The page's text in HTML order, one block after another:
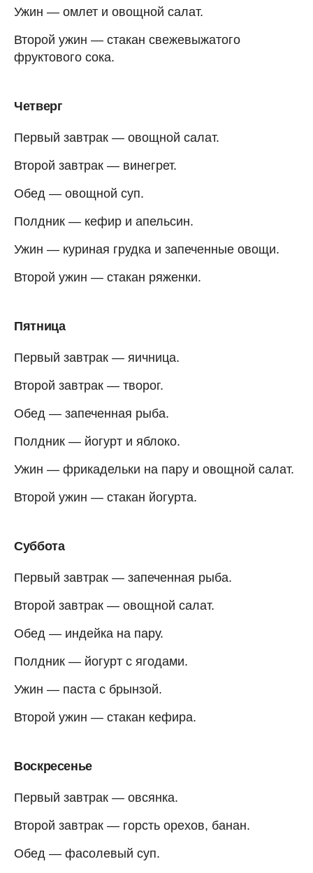
Ужин — омлет и овощной салат.
Второй ужин — стакан свежевыжатого
фруктового сока.
Четверг
Первый завтрак — овощной салат.
Второй завтрак — винегрет.
Обед — овощной суп.
Полдник — кефир и апельсин.
Ужин — куриная грудка и запеченные овощи.
Второй ужин — стакан ряженки.
Пятница
Первый завтрак — яичница.
Второй завтрак — творог.
Обед — запеченная рыба.
Полдник — йогурт и яблоко.
Ужин — фрикадельки на пару и овощной салат.
Второй ужин — стакан йогурта.
Суббота
Первый завтрак — запеченная рыба.
Второй завтрак — овощной салат.
Обед — индейка на пару.
Полдник — йогурт с ягодами.
Ужин — паста с брынзой.
Второй ужин — стакан кефира.
Воскресенье
Первый завтрак — овсянка.
Второй завтрак — горсть орехов, банан.
Обед — фасолевый суп.